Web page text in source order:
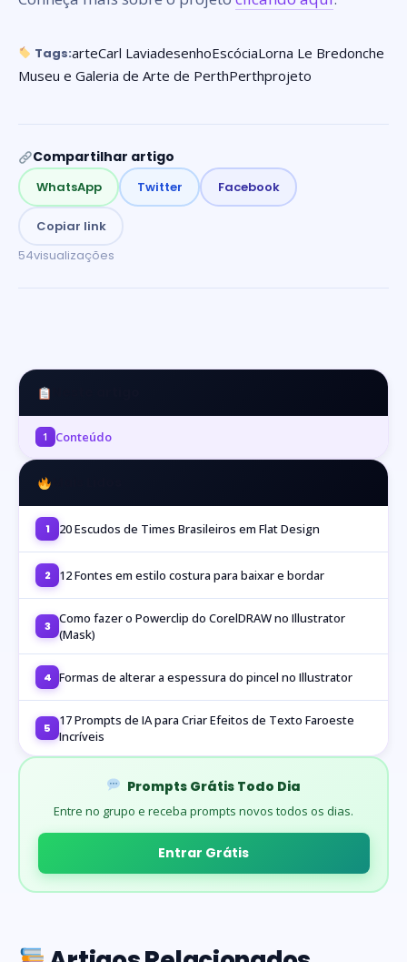
Tags:arteCarl LaviadesenhoEscóciaLorna Le Bredonche
Museu e Galeria de Arte de PerthPerthprojeto
Compartilhar artigo
WhatsApp Twitter Facebook
Copiar link
54visualizações
1 Conteúdo
1 20 Escudos de Times Brasileiros em Flat Design
2 12 Fontes em estilo costura para baixar e bordar
3 Como fazer o Powerclip do CorelDRAW no Illustrator
(Mask)
4 Formas de alterar a espessura do pincel no Illustrator
5
17 Prompts de IA para Criar Efeitos de Texto Faroeste
Incríveis
Prompts Grátis Todo Dia
Entre no grupo e receba prompts novos todos os dias.
Entrar Grátis